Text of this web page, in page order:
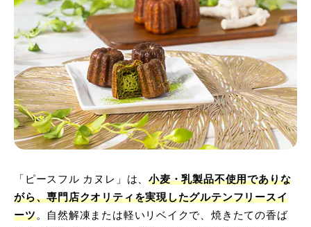
「ピースフル カヌレ」は、小麦・乳製品不使用でありな
がら、専門店クオリティを実現したグルテンフリースイ
ーツ。自然解凍または軽いリベイクで、焼きたての香ば